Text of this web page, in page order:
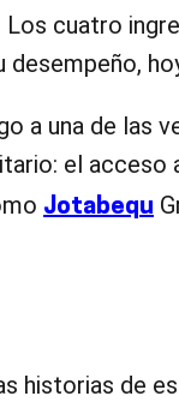
Los cuatro
desempeño,
a una de las
el
Jotabequ
historias de